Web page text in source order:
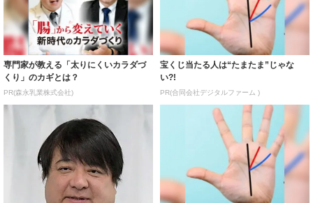
専門家が教える「太りにくいカラダづ
くり」のカギとは？
PR(森永乳業株式会社)
宝くじ当たる人は“たまたま”じゃな
い?!
PR(合同会社デジタルファーム )